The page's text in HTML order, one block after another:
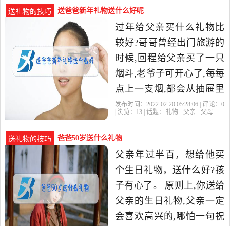
送礼物的技巧 送爸爸新年礼物送什么好呢
过年给父亲买什么礼物比
较好?哥哥曾经出门旅游的
时候,回程给父亲买了一只
烟斗,老爷子可开心了,每每
点上一支烟,都会从抽屉里
取出来,插入香烟,且仔细把
发布时间：2022-02-20 05:28:06 | 评论： 0
| 浏览： 13 | 话题： 礼物 父亲 父母
送礼物的技巧 爸爸50岁送什么礼物
父亲年过半百，想给他买
个生日礼物，送什么好?孩
子有心了。 原则上,你送给
父亲的生日礼物,父亲一定
会喜欢高兴的,哪怕一句祝